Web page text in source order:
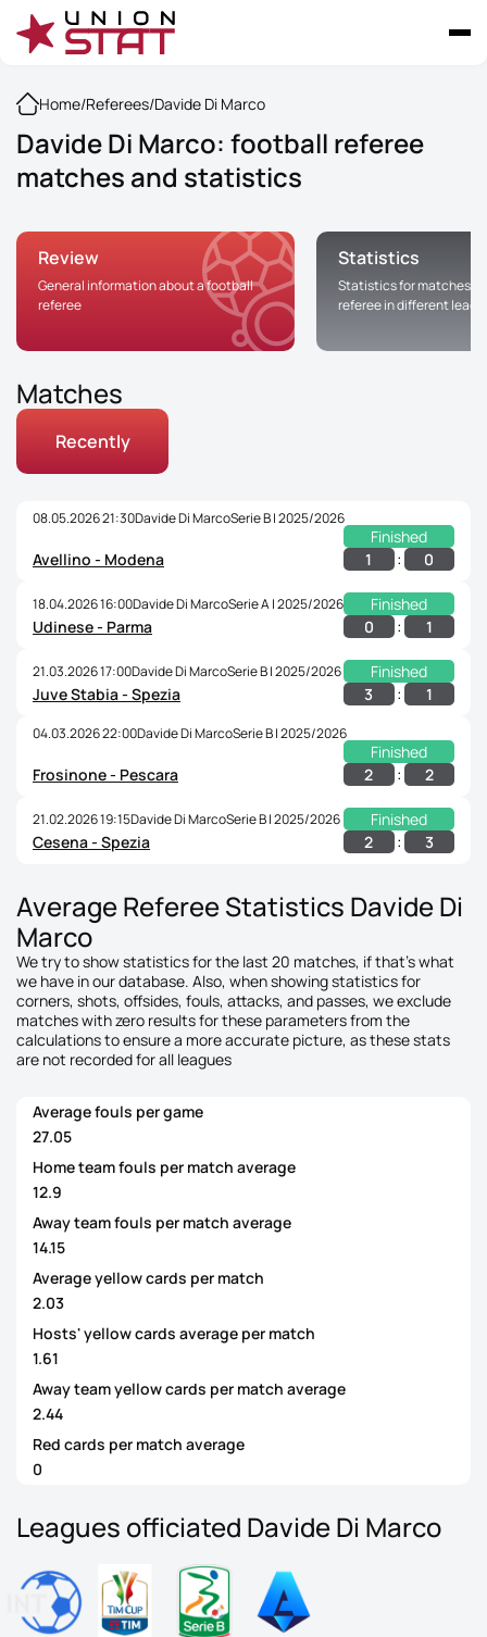
Home/Referees/Davide Di Marco
Davide Di Marco: football referee
matches and statistics
Review
General information about a football
referee
Statistics
Statistics for matches
referee in different
Matches
Recently
08.05.2026 21:30Davide Di MarcoSerie B | 2025/2026
Finished
Avellino - Modena
1 : 0
18.04.2026 16:00Davide Di MarcoSerie A | 2025/2026
Finished
Udinese - Parma
0 : 1
21.03.2026 17:00Davide Di MarcoSerie B | 2025/2026
Finished
Juve Stabia - Spezia
3 : 1
04.03.2026 22:00Davide Di MarcoSerie B | 2025/2026
Finished
Frosinone - Pescara
2 : 2
21.02.2026 19:15Davide Di MarcoSerie B | 2025/2026
Finished
Cesena - Spezia
2 : 3
Average Referee Statistics Davide Di
Marco
We try to show statistics for the last 20 matches, if that's what
we have in our database. Also, when showing statistics for
corners, shots, offsides, fouls, attacks, and passes, we exclude
matches with zero results for these parameters from the
calculations to ensure a more accurate picture, as these stats
are not recorded for all leagues
Average fouls per game
27.05
Home team fouls per match average
12.9
Away team fouls per match average
14.15
Average yellow cards per match
2.03
Hosts' yellow cards average per match
1.61
Away team yellow cards per match average
2.44
Red cards per match average
0
Leagues officiated Davide Di Marco